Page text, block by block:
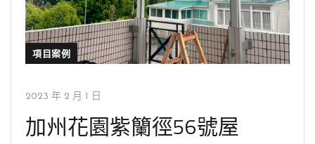
項目案例
2023 年 2 月 1 日
加州花園紫籣徑56號屋